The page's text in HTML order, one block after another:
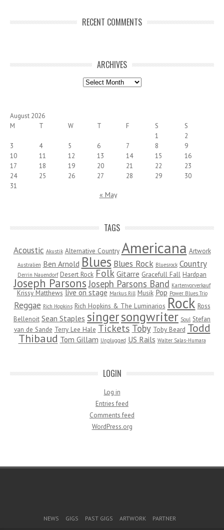
RECENT COMMENTS
ARCHIVES
Archives
August 2026
M
T W T F S
S
1
2
3
4 5 6 7 8
9
10
11 12 13 14 15
16
17
18 19 20 21 22
23
24
25 26 27 28 29
30
31
« May
TAGS
Acoustic Akustik Alternative Country Americana Artwork
Australien Ben Arnold Blues Blues Rock Bluesrock Country
Derrin Nauendorf Desert Rock Folk Gitarre Gracefull Fall Hardpan
Joseph Parsons Joseph Parsons Band Kartenvorverkauf
Krissy Matthews live on stage Markus Rill Musik Pop Power Blues Trio
Reggae Rich Hopkins Rich Hopkins & The Luminarios Rock Ross
Bellenoit Sean Staples singersongwriter Soul Stefan
van de Sande Terry Lee Hale Tickets Toby Toby Beard Todd
Thibaud Tom Gillam Unplugged US Rails Walter Salas-Humara
LOGIN
Log in
Entries feed
Comments feed
WordPress.org
NEWS GIGS PAST GIGS ARTWORK PARTNER